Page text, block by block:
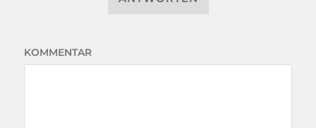
KOMMENTAR